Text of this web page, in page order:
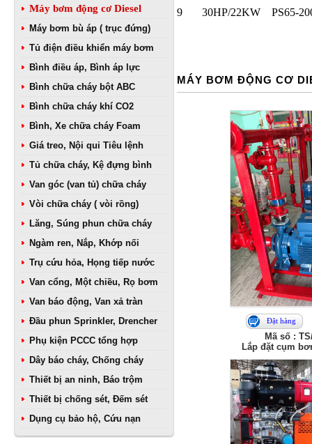
Máy bơm động cơ Diesel
Máy bơm bù áp ( trục đứng)
Tủ điện điều khiển máy bơm
Bình điều áp, Bình áp lực
Bình chữa cháy bột ABC
Bình chữa cháy khí CO2
Bình, Xe chữa cháy Foam
Giá treo, Nội qui Tiêu lệnh
Tủ chữa cháy, Kệ đựng bình
Van góc (van tủ) chữa cháy
Vòi chữa cháy ( vòi rồng)
Lăng, Súng phun chữa cháy
Ngàm ren, Nắp, Khớp nối
Trụ cứu hỏa, Họng tiếp nước
Van cổng, Một chiều, Rọ bơm
Van báo động, Van xả tràn
Đầu phun Sprinkler, Drencher
Phụ kiện PCCC tổng hợp
Dây báo cháy, Chống cháy
Thiết bị an ninh, Báo trộm
Thiết bị chống sét, Đếm sét
Dụng cụ bảo hộ, Cứu nạn
9
30HP/22KW PS65-
MÁY BƠM ĐỘNG CƠ
Đặt hàng
Mã số :
Lắp đặt cụm